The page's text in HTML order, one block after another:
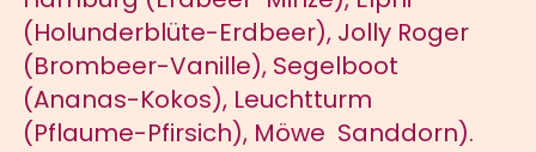
(Holunderblüte-Erdbeer), Jolly Roger
(Brombeer-Vanille), Segelboot
(Ananas-Kokos), Leuchtturm
(Pflaume-Pfirsich), Möwe Sanddorn).